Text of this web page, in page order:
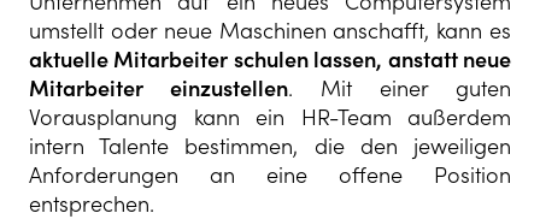
umstellt oder neue Maschinen anschafft, kann es
aktuelle Mitarbeiter schulen lassen, anstatt neue
Mitarbeiter einzustellen. Mit einer guten
Vorausplanung kann ein HR-Team außerdem
intern Talente bestimmen, die den jeweiligen
Anforderungen an eine offene Position
entsprechen.